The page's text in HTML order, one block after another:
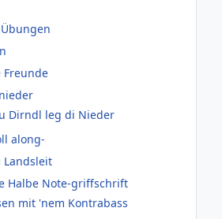
Dirndl leg di Nieder
along-
Landsleit
Halbe Note-griffschrift
mit 'nem Kontrabass